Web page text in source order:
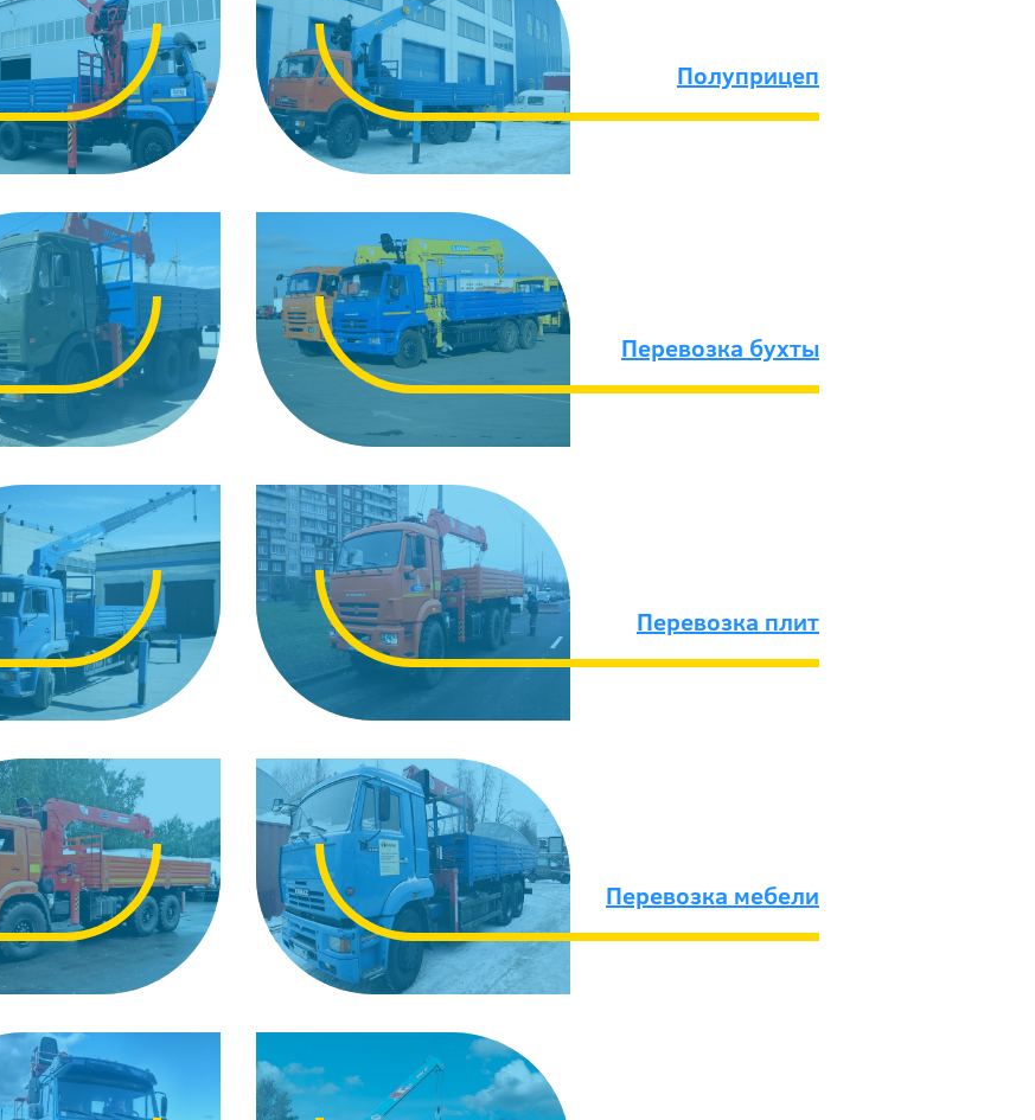
Полуприцеп
Перевозка бухты
Перевозка плит
Перевозка мебели